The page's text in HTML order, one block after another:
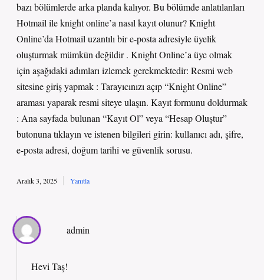
bazı bölümlerde arka planda kalıyor. Bu bölümde anlatılanları
Hotmail ile knight online’a nasıl kayıt olunur? Knight
Online’da Hotmail uzantılı bir e-posta adresiyle üyelik
oluşturmak mümkün değildir . Knight Online’a üye olmak
için aşağıdaki adımları izlemek gerekmektedir: Resmi web
sitesine giriş yapmak : Tarayıcınızı açıp “Knight Online”
araması yaparak resmi siteye ulaşın. Kayıt formunu doldurmak
: Ana sayfada bulunan “Kayıt Ol” veya “Hesap Oluştur”
butonuna tıklayın ve istenen bilgileri girin: kullanıcı adı, şifre,
e-posta adresi, doğum tarihi ve güvenlik sorusu.
Aralık 3, 2025 Yanıtla
admin
Hevi Taş!